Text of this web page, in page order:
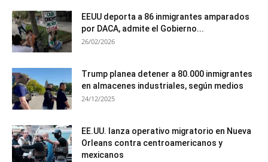
EEUU deporta a 86 inmigrantes amparados
por DACA, admite el Gobierno...
26/02/2026
Trump planea detener a 80.000 inmigrantes
en almacenes industriales, según medios
24/12/2025
EE.UU. lanza operativo migratorio en Nueva
Orleans contra centroamericanos y
mexicanos